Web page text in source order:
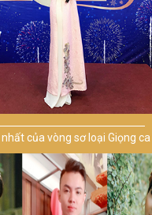
của vòng sơ loại Giọng
2020